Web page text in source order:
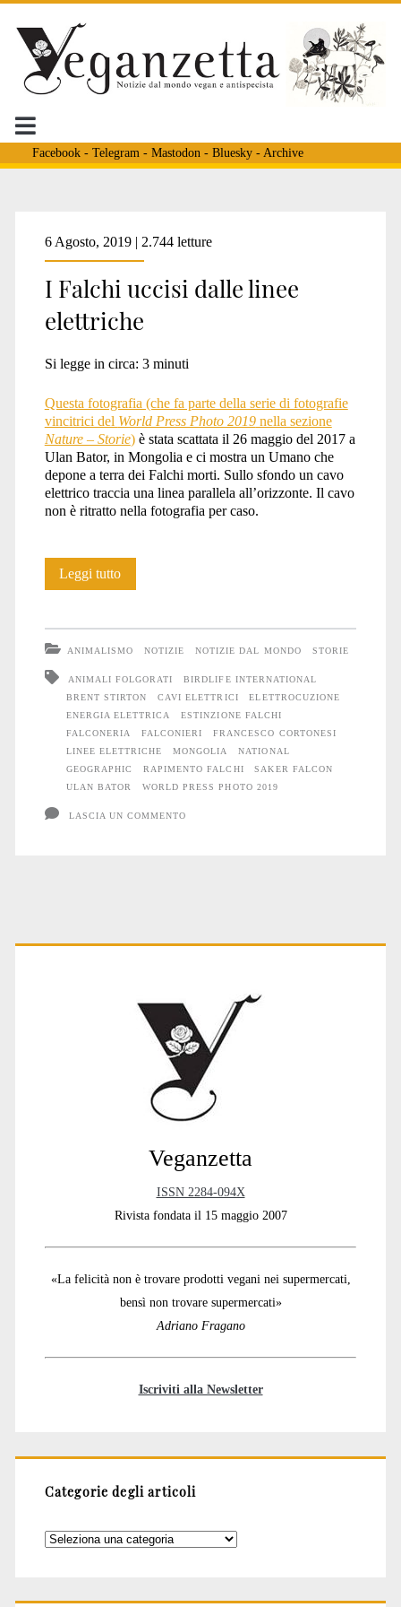
Facebook- Telegram - Mastodon - Bluesky- Archive
Tag:
<span>World
Press
Photo
2019</span>
6 Agosto, 2019 | 2.744 letture
I Falchi uccisi dalle linee
elettriche
Si legge in circa: 3 minuti
Questa fotografia (che fa parte della serie di fotografie
vincitrici del World Press Photo 2019nella sezione
Nature – Storie)è stata scattata il 26 maggio del 2017 a
Ulan Bator, in Mongolia e ci mostra un Umano che
depone a terra dei Falchi morti. Sullo sfondo un cavo
elettrico traccia una linea parallela all’orizzonte. Il cavo
non è ritratto nella fotografia per caso.
Leggi tuttoI
linee
elettriche
ANIMALISMO NOTIZIE NOTIZIE DAL MONDO STORIE
ANIMALI FOLGORATI
BIRDLIFE INTERNATIONAL
BRENT STIRTON
CAVI ELETTRICI
ELETTROCUZIONE
ENERGIA ELETTRICA
ESTINZIONE FALCHI
FALCONERIA
FALCONIERI
FRANCESCO CORTONESI
LINEE ELETTRICHE
MONGOLIA
NATIONAL
GEOGRAPHIC
RAPIMENTO FALCHI
SAKER FALCON
ULAN BATOR
WORLD PRESS PHOTO 2019
LASCIA UN COMMENTO
Primary
Veganzetta
ISSN 2284-094X
Rivista fondata il 15 maggio 2007
«La felicità non è trovare prodotti vegani nei supermercati,
bensì non trovare supermercati»
Adriano Fragano
Iscriviti alla Newsletter
Categorie degli articoli
Categorie